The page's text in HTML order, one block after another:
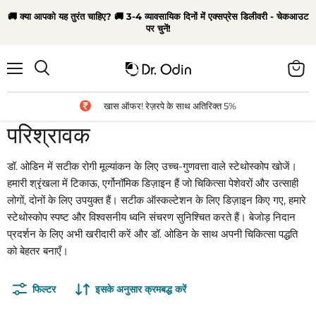
🚚 क्या आपको यह तुरंत चाहिए? 🚚 3-4 व्यावसायिक दिनों में एक्सप्रेस डिलीवरी - चेकआउट
पर चुनें!
खास ऑफर! रेज़रपे के साथ अतिरिक्त 5%
देंखे
परिश्रावक
डॉ. ओडिन में सटीक रोगी मूल्यांकन के लिए उच्च-गुणवत्ता वाले स्टेथोस्कोप खोजें।
हमारी श्रृंखला में टिकाऊ, एर्गोनॉमिक डिज़ाइन हैं जो चिकित्सा पेशेवरों और उत्साही
लोगों, दोनों के लिए उपयुक्त हैं। सटीक ऑस्कल्टेशन के लिए डिज़ाइन किए गए, हमारे
स्टेथोस्कोप स्पष्ट और विश्वसनीय ध्वनि संचरण सुनिश्चित करते हैं। बेजोड़ निदान
प्रदर्शन के लिए अभी खरीदारी करें और डॉ. ओडिन के साथ अपनी चिकित्सा पद्धति
को बेहतर बनाएँ।
फिल्टर इसके अनुसार क्रमबद्ध करें